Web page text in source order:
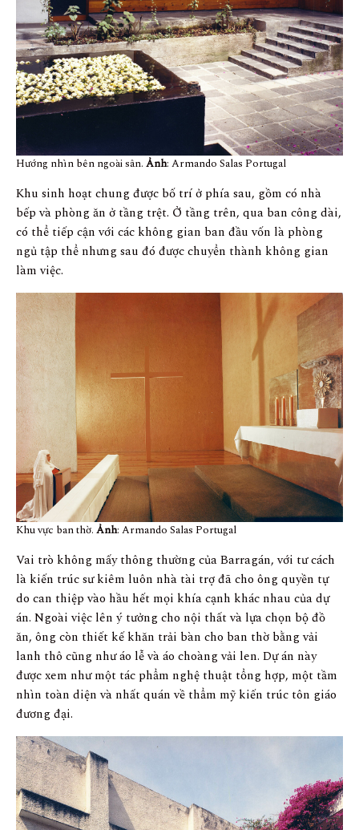
Hướng nhìn bên ngoài sân. Ảnh: Armando Salas Portugal
Khu sinh hoạt chung được bố trí ở phía sau, gồm có nhà
bếp và phòng ăn ở tầng trệt. Ở tầng trên, qua ban công dài,
có thể tiếp cận với các không gian ban đầu vốn là phòng
ngủ tập thể nhưng sau đó được chuyển thành không gian
làm việc.
Khu vực ban thờ. Ảnh: Armando Salas Portugal
Vai trò không mấy thông thường của Barragán, với tư cách
là kiến ​​trúc sư kiêm luôn nhà tài trợ đã cho ông quyền tự
do can thiệp vào hầu hết mọi khía cạnh khác nhau của dự
án. Ngoài việc lên ý tưởng cho nội thất và lựa chọn bộ đồ
ăn, ông còn thiết kế khăn trải bàn cho ban thờ bằng vải
lanh thô cũng như áo lễ và áo choàng vải len. Dự án này
được xem như một tác phẩm nghệ thuật tổng hợp, một tầm
nhìn toàn diện và nhất quán về thẩm mỹ kiến trúc tôn giáo
đương đại.